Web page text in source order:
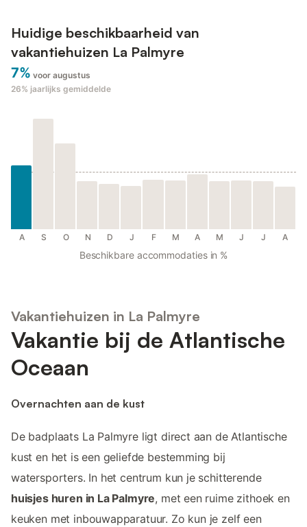
Huidige beschikbaarheid van
vakantiehuizen La Palmyre
7% voor augustus
26% jaarlijks gemiddelde
A S O N D J F M A M J J A
Beschikbare accommodaties in %
Vakantiehuizen in La Palmyre
Vakantie bij de Atlantische
Oceaan
Overnachten aan de kust
De badplaats La Palmyre ligt direct aan de Atlantische
kust en het is een geliefde bestemming bij
watersporters. In het centrum kun je schitterende
huisjes huren in La Palmyre, met een ruime zithoek en
keuken met inbouwapparatuur. Zo kun je zelf een